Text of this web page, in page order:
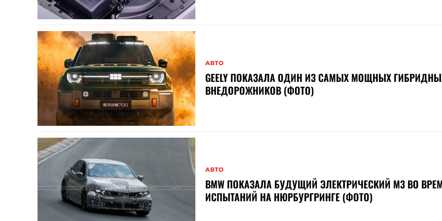
АВТО
GEELY ПОКАЗАЛА ОДИН ИЗ САМЫХ МОЩНЫХ
ВНЕДОРОЖНИКОВ (ФОТО)
АВТО
BMW ПОКАЗАЛА БУДУЩИЙ ЭЛЕКТРИЧЕСКИЙ M3 ВО
ИСПЫТАНИЙ НА НЮРБУРГРИНГЕ (ФОТО)